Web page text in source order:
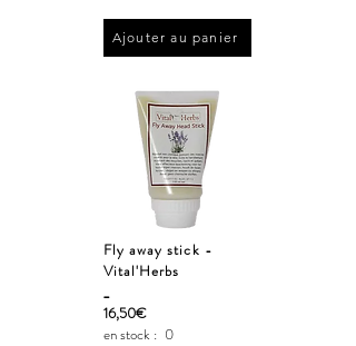
Ajouter au panier
Fly away stick -
Vital'Herbs
_
16,50€
en stock : 0